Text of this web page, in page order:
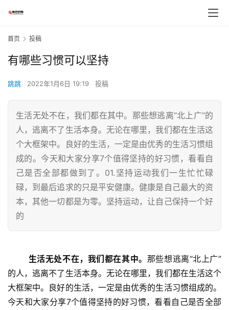
首页 投稿
有哪些习惯可以坚持
跳跳 2022年1月6日 19:19 投稿
生活无处不在，我们都在其中。那些想逃离“北上广”的
人，逃离不了生活本身。无论在哪里，我们都在生活这
个大框架中。良好的生活，一定是由优秀的生活习惯组
成的。今天和大家分享7个值得坚持的好习惯，看看自
己是否全部都做到了。01.坚持运动我们一生忙忙碌
碌，到最后追求的只是平安健康。健康是自己最大的资
本，其他一切都是为零。坚持运动，让自己保持一个好
的
生活无处不在，我们都在其中。 那些想逃离“北上广”
的人，逃离不了生活本身。无论在哪里，我们都在生活这个
大框架中。良好的生活，一定是由优秀的生活习惯组成的。
今天和大家分享7个值得坚持的好习惯，看看自己是否全部